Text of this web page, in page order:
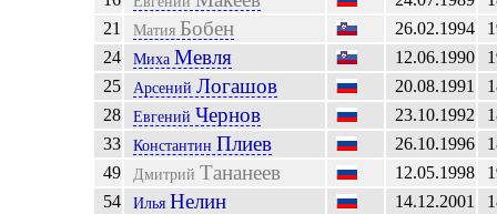
21
Матия Бобен 26.02.1994
24
Миха Мевля 12.06.1990
25
Арсений Логашов 20.08.1991
28
Евгений Чернов 23.10.1992
33
Константин Плиев 26.10.1996
49
Дмитрий Тананеев 12.05.1998
54
Илья Нелин 14.12.2001